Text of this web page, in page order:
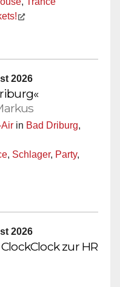
2026
in Bad Driburg,
, Schlager, Party,
2026
zur HR